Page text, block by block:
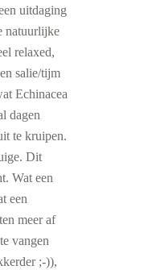
uitdaging
natuurlijke
relaxed,
salie/tijm
Echinacea
dagen
te kruipen.
Dit
Wat een
een
meer af
vangen
;-)),